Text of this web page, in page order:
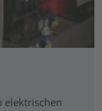
elektrischen